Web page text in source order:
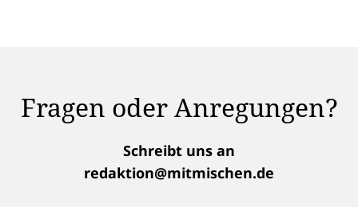
Fragen oder Anregungen?
Schreibt uns an
redaktion@mitmischen.de